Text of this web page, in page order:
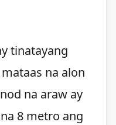
tinatayang
na alon
na araw ay
8 metro ang